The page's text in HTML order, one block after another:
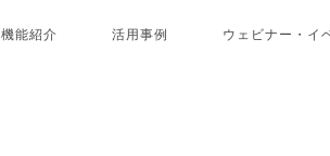
機能紹介 活用事例 ウェビナー・イ